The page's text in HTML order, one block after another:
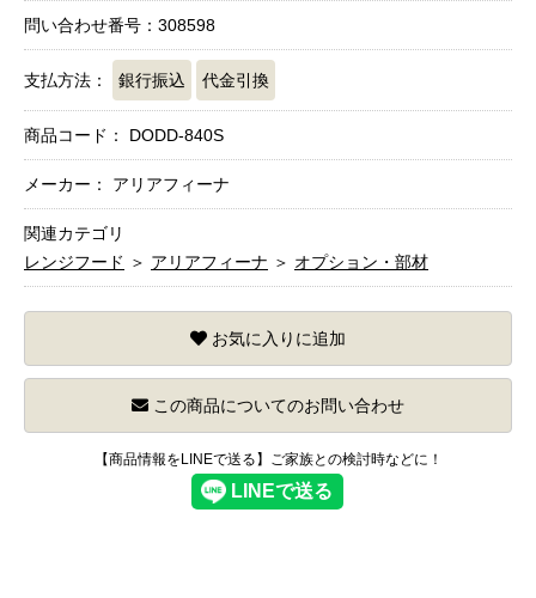
問い合わせ番号：308598
支払方法： 銀行振込 代金引換
商品コード： DODD-840S
メーカー： アリアフィーナ
関連カテゴリ
レンジフード ＞ アリアフィーナ ＞ オプション・部材
お気に入りに追加
この商品についてのお問い合わせ
【商品情報をLINEで送る】ご家族との検討時などに！